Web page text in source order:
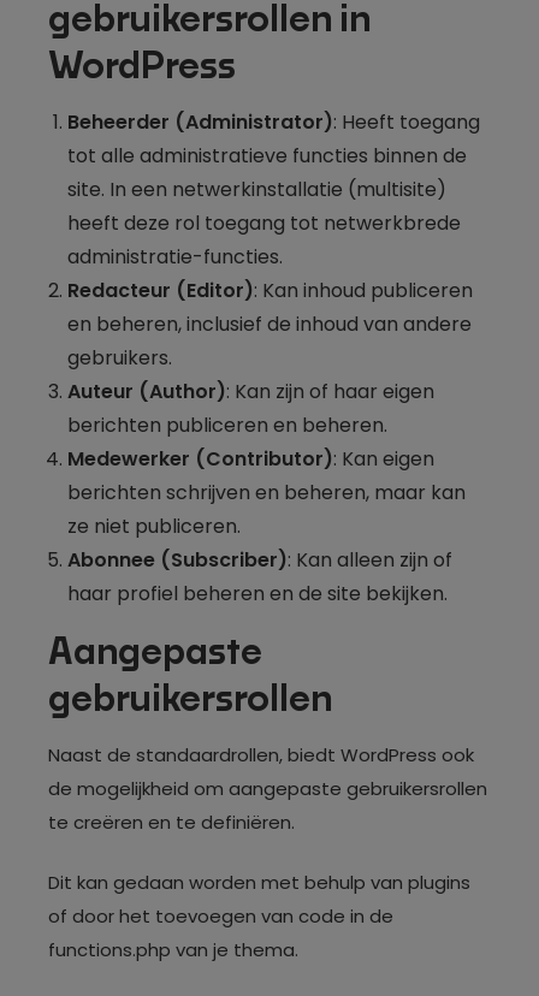
gebruikersrollen in
WordPress
Beheerder (Administrator): Heeft toegang
tot alle administratieve functies binnen de
site. In een netwerkinstallatie (multisite)
heeft deze rol toegang tot netwerkbrede
administratie-functies.
Redacteur (Editor): Kan inhoud publiceren
en beheren, inclusief de inhoud van andere
gebruikers.
Auteur (Author): Kan zijn of haar eigen
berichten publiceren en beheren.
Medewerker (Contributor): Kan eigen
berichten schrijven en beheren, maar kan
ze niet publiceren.
Abonnee (Subscriber): Kan alleen zijn of
haar profiel beheren en de site bekijken.
Aangepaste
gebruikersrollen
Naast de standaardrollen, biedt WordPress ook
de mogelijkheid om aangepaste gebruikersrollen
te creëren en te definiëren.
Dit kan gedaan worden met behulp van plugins
of door het toevoegen van code in de
functions.php van je thema.